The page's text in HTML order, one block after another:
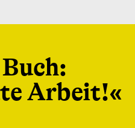
Arbeit!«